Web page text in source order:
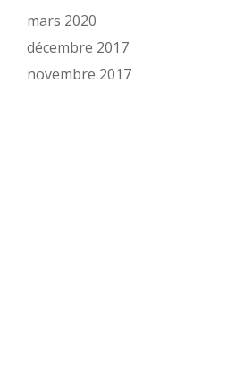
mars 2020
décembre 2017
novembre 2017